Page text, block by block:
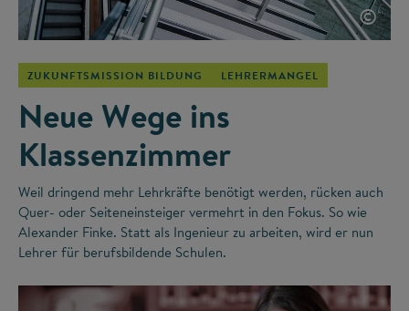
©
ZUKUNFTSMISSION BILDUNG LEHRERMANGEL
Neue Wege ins
Klassenzimmer
Weil dringend mehr Lehrkräfte benötigt werden, rücken auch
Quer- oder Seiteneinsteiger vermehrt in den Fokus. So wie
Alexander Finke. Statt als Ingenieur zu arbeiten, wird er nun
Lehrer für berufsbildende Schulen.